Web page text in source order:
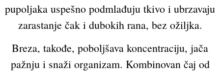
pupoljaka uspešno podmlađuju tkivo i ubrzavaju
zarastanje čak i dubokih rana, bez ožiljka.
Breza, takođe, poboljšava koncentraciju, jača
pažnju i snaži organizam. Kombinovan čaj od